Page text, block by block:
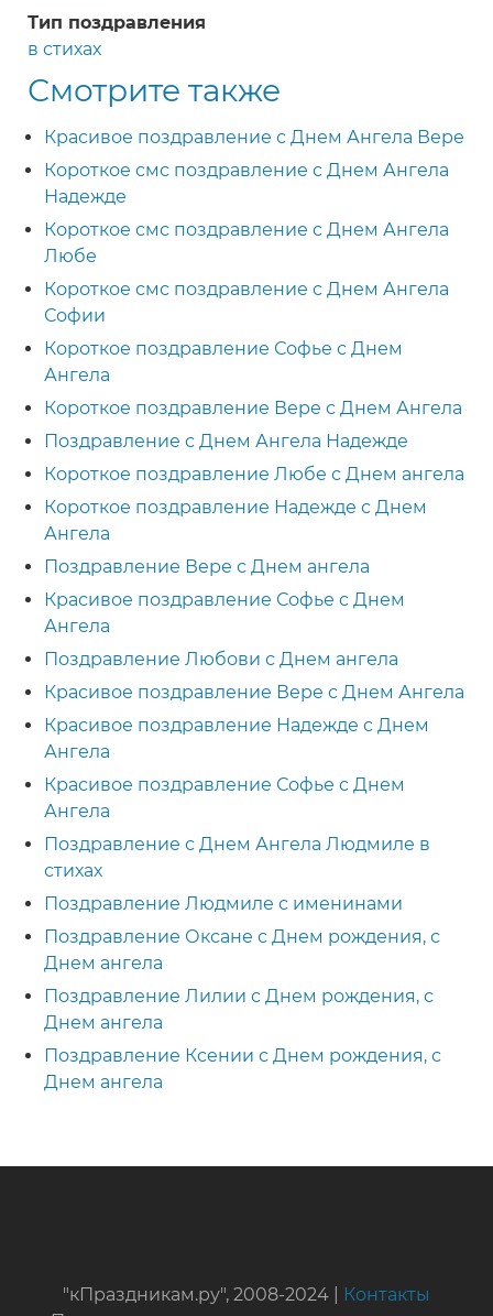
Тип поздравления
в стихах
Смотрите также
Красивое поздравление с Днем Ангела Вере
Короткое смс поздравление с Днем Ангела
Надежде
Короткое смс поздравление с Днем Ангела
Любе
Короткое смс поздравление с Днем Ангела
Софии
Короткое поздравление Софье с Днем
Ангела
Короткое поздравление Вере с Днем Ангела
Поздравление с Днем Ангела Надежде
Короткое поздравление Любе с Днем ангела
Короткое поздравление Надежде с Днем
Ангела
Поздравление Вере с Днем ангела
Красивое поздравление Софье с Днем
Ангела
Поздравление Любови с Днем ангела
Красивое поздравление Вере с Днем Ангела
Красивое поздравление Надежде с Днем
Ангела
Красивое поздравление Софье с Днем
Ангела
Поздравление с Днем Ангела Людмиле в
стихах
Поздравление Людмиле с именинами
Поздравление Оксане с Днем рождения, с
Днем ангела
Поздравление Лилии с Днем рождения, с
Днем ангела
Поздравление Ксении с Днем рождения, с
Днем ангела
"кПраздникам.ру", 2008-2024 |
Контакты